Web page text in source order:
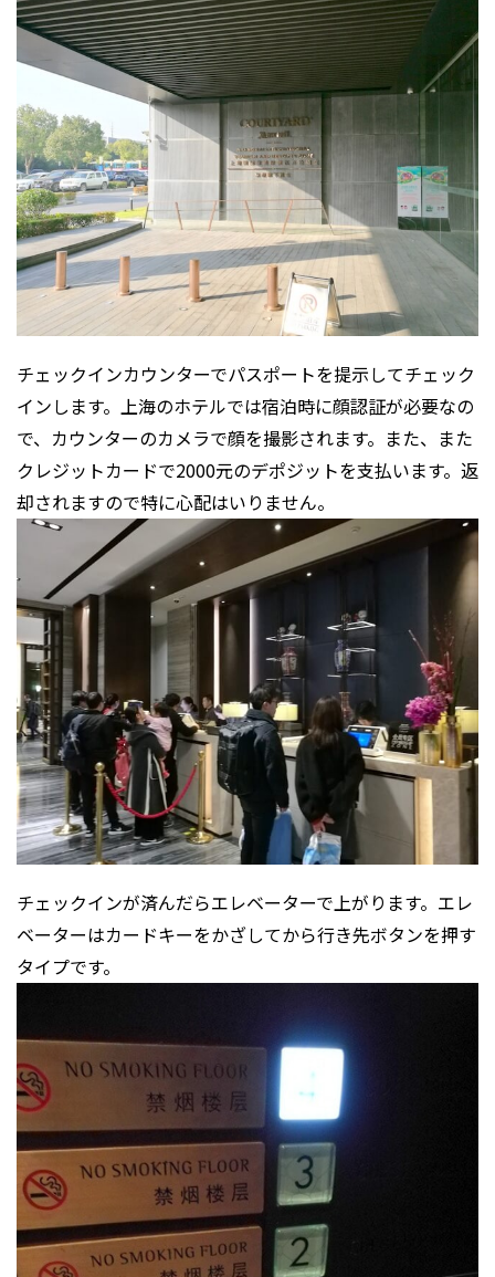
チェックインカウンターでパスポートを提示してチェック
インします。上海のホテルでは宿泊時に顔認証が必要なの
で、カウンターのカメラで顔を撮影されます。また、また
クレジットカードで2000元のデポジットを支払います。返
却されますので特に心配はいりません。
チェックインが済んだらエレベーターで上がります。エレ
ベーターはカードキーをかざしてから行き先ボタンを押す
タイプです。